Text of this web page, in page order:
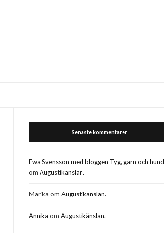
Senaste kommentarer
Ewa Svensson med bloggen Tyg, garn och hund
omAugustikänslan.
Marika omAugustikänslan.
Annika omAugustikänslan.